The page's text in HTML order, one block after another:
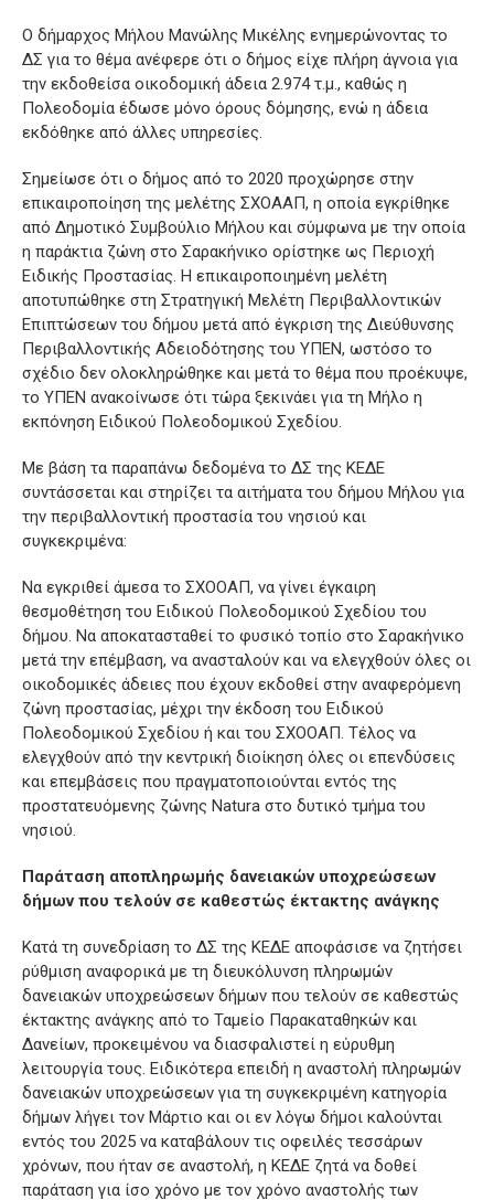
Ο δήμαρχος Μήλου Μανώλης Μικέλης ενημερώνοντας το
ΔΣ για το θέμα ανέφερε ότι ο δήμος είχε πλήρη άγνοια για
την εκδοθείσα οικοδομική άδεια 2.974 τ.μ., καθώς η
Πολεοδομία έδωσε μόνο όρους δόμησης, ενώ η άδεια
εκδόθηκε από άλλες υπηρεσίες.
Σημείωσε ότι ο δήμος από το 2020 προχώρησε στην
επικαιροποίηση της μελέτης ΣΧΟΑΑΠ, η οποία εγκρίθηκε
από Δημοτικό Συμβούλιο Μήλου και σύμφωνα με την οποία
η παράκτια ζώνη στο Σαρακήνικο ορίστηκε ως Περιοχή
Ειδικής Προστασίας. Η επικαιροποιημένη μελέτη
αποτυπώθηκε στη Στρατηγική Μελέτη Περιβαλλοντικών
Επιπτώσεων του δήμου μετά από έγκριση της Διεύθυνσης
Περιβαλλοντικής Αδειοδότησης του ΥΠΕΝ, ωστόσο το
σχέδιο δεν ολοκληρώθηκε και μετά το θέμα που προέκυψε,
το ΥΠΕΝ ανακοίνωσε ότι τώρα ξεκινάει για τη Μήλο η
εκπόνηση Ειδικού Πολεοδομικού Σχεδίου.
Με βάση τα παραπάνω δεδομένα το ΔΣ της ΚΕΔΕ
συντάσσεται και στηρίζει τα αιτήματα του δήμου Μήλου για
την περιβαλλοντική προστασία του νησιού και
συγκεκριμένα:
Να εγκριθεί άμεσα το ΣΧΟΟΑΠ, να γίνει έγκαιρη
θεσμοθέτηση του Ειδικού Πολεοδομικού Σχεδίου του
δήμου. Να αποκατασταθεί το φυσικό τοπίο στο Σαρακήνικο
μετά την επέμβαση, να ανασταλούν και να ελεγχθούν όλες οι
οικοδομικές άδειες που έχουν εκδοθεί στην αναφερόμενη
ζώνη προστασίας, μέχρι την έκδοση του Ειδικού
Πολεοδομικού Σχεδίου ή και του ΣΧΟΟΑΠ. Τέλος να
ελεγχθούν από την κεντρική διοίκηση όλες οι επενδύσεις
και επεμβάσεις που πραγματοποιούνται εντός της
προστατευόμενης ζώνης Natura στο δυτικό τμήμα του
νησιού.
Παράταση αποπληρωμής δανειακών υποχρεώσεων
δήμων που τελούν σε καθεστώς έκτακτης ανάγκης
Κατά τη συνεδρίαση το ΔΣ της ΚΕΔΕ αποφάσισε να ζητήσει
ρύθμιση αναφορικά με τη διευκόλυνση πληρωμών
δανειακών υποχρεώσεων δήμων που τελούν σε καθεστώς
έκτακτης ανάγκης από το Ταμείο Παρακαταθηκών και
Δανείων, προκειμένου να διασφαλιστεί η εύρυθμη
λειτουργία τους. Ειδικότερα επειδή η αναστολή πληρωμών
δανειακών υποχρεώσεων για τη συγκεκριμένη κατηγορία
δήμων λήγει τον Μάρτιο και οι εν λόγω δήμοι καλούνται
εντός του 2025 να καταβάλουν τις οφειλές τεσσάρων
χρόνων, που ήταν σε αναστολή, η ΚΕΔΕ ζητά να δοθεί
παράταση για ίσο χρόνο με τον χρόνο αναστολής των